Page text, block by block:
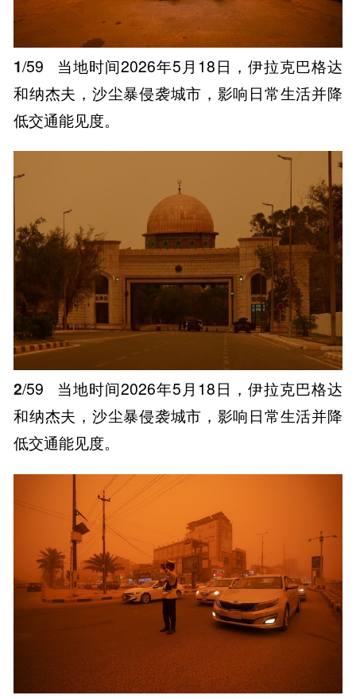
1/59
当地时间2026年5月18日，伊拉克巴格达
和纳杰夫，沙尘暴侵袭城市，影响日常生活并降
低交通能见度。
2/59
当地时间2026年5月18日，伊拉克巴格达
和纳杰夫，沙尘暴侵袭城市，影响日常生活并降
低交通能见度。